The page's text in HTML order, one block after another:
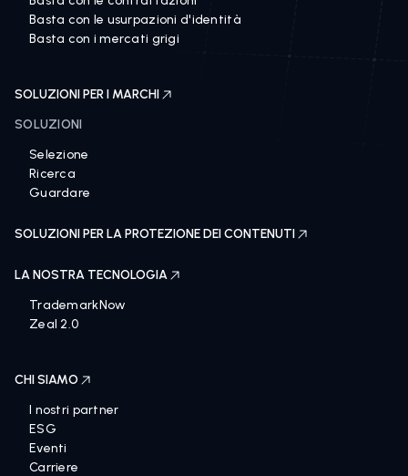
Basta con le usurpazioni d'identità
Basta con i mercati grigi
SOLUZIONI PER I MARCHI
SOLUZIONI
Selezione
Ricerca
Guardare
SOLUZIONI PER LA PROTEZIONE DEI CONTENUTI
LA NOSTRA TECNOLOGIA
TrademarkNow
Zeal 2.0
CHI SIAMO
I nostri partner
ESG
Eventi
Carriere